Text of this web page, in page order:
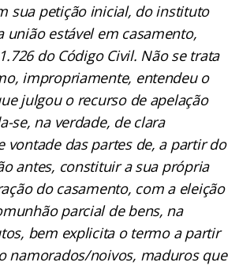
sua petição inicial, do instituto
união estável em casamento,
do Código Civil. Não se trata
impropriamente, entendeu o
julgou o recurso de apelação
se, na verdade, de clara
vontade das partes de, a partir do
antes, constituir a sua própria
do casamento, com a eleição
parcial de bens, na
bem explicita o termo a partir
namorados/noivos, maduros que